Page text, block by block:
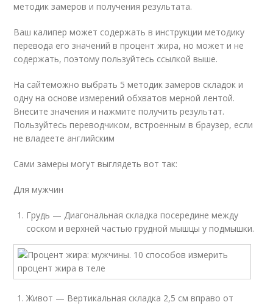
методик замеров и получения результата.
Ваш калипер может содержать в инструкции методику
перевода его значений в процент жира, но может и не
содержать, поэтому пользуйтесь ссылкой выше.
На сайтеможно выбрать 5 методик замеров складок и
одну на основе измерений обхватов мерной лентой.
Внесите значения и нажмите получить результат.
Пользуйтесь переводчиком, встроенным в браузер, если
не владеете английским
Сами замеры могут выглядеть вот так:
Для мужчин
Грудь — Диагональная складка посередине между
соском и верхней частью грудной мышцы у подмышки.
Живот — Вертикальная складка 2,5 см вправо от